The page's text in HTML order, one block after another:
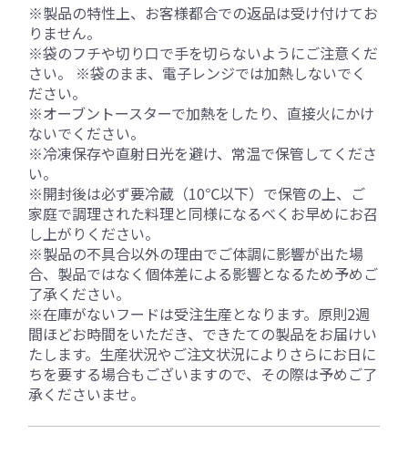
※製品の特性上、お客様都合での返品は受け付けてお
りません。
※袋のフチや切り口で手を切らないようにご注意くだ
さい。 ※袋のまま、電子レンジでは加熱しないでく
ださい。
※オーブントースターで加熱をしたり、直接火にかけ
ないでください。
※冷凍保存や直射日光を避け、常温で保管してくださ
い。
※開封後は必ず要冷蔵（10℃以下）で保管の上、ご
家庭で調理された料理と同様になるべくお早めにお召
し上がりください。
※製品の不具合以外の理由でご体調に影響が出た場
合、製品ではなく個体差による影響となるため予めご
了承ください。
※在庫がないフードは受注生産となります。原則2週
間ほどお時間をいただき、できたての製品をお届けい
たします。生産状況やご注文状況によりさらにお日に
ちを要する場合もございますので、その際は予めご了
承くださいませ。